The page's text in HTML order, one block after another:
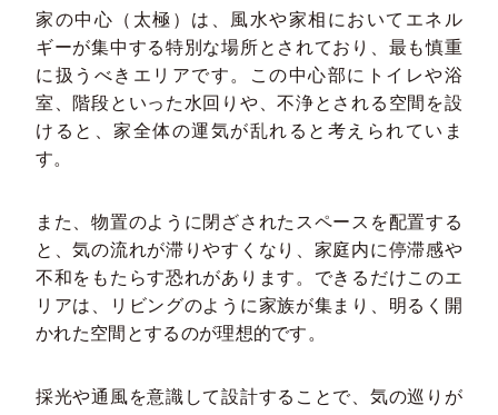
家の中心（太極）は、風水や家相においてエネル
ギーが集中する特別な場所とされており、最も慎重
に扱うべきエリアです。この中心部にトイレや浴
室、階段といった水回りや、不浄とされる空間を設
けると、家全体の運気が乱れると考えられていま
す。
また、物置のように閉ざされたスペースを配置する
と、気の流れが滞りやすくなり、家庭内に停滞感や
不和をもたらす恐れがあります。できるだけこのエ
リアは、リビングのように家族が集まり、明るく開
かれた空間とするのが理想的です。
採光や通風を意識して設計することで、気の巡りが